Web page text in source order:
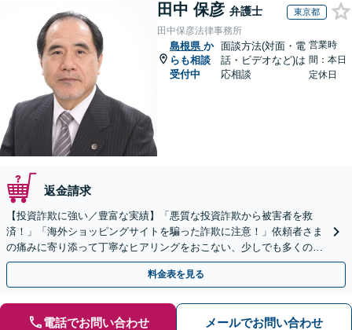
田中 保彦 弁護士 東京都
田中保彦法律事務所
島根県 か
らも相談
受付中
面談方法(対面・電
話・ビデオなど)は
応相談
営業時
間：本日
定休日
返金請求
【投資詐欺に強い／豊富な実績】「悪質な投資詐欺から被害者を救
済！」「海外ショッピングサイトを騙った詐欺に注意！」依頼者さま
の痛みに寄り添って丁寧なヒアリングをおこない、少しでも多くの返
金が得られるよう尽力します！
料金表を見る
電話でお問い合わせ メールでお問い合わせ